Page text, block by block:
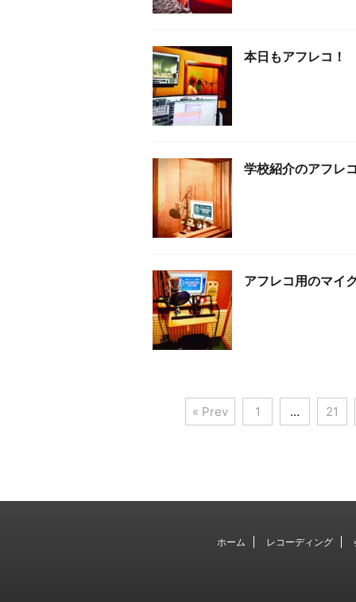
本日もアフレコ！
学校紹介のアフレコ
アフレコ用のマイ
« Prev 1 … 21
ホーム レコーディング